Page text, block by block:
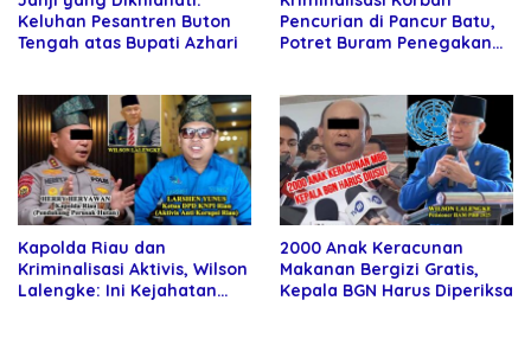
Keluhan Pesantren Buton
Tengah atas Bupati Azhari
Pencurian di Pancur Batu,
Potret Buram Penegakan
Kapolda Riau dan
Kriminalisasi Aktivis, Wilson
Lalengke: Ini Kejahatan
2000 Anak Keracunan
Makanan Bergizi Gratis,
Kepala BGN Harus Diperiksa